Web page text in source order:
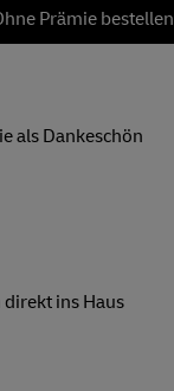
Prämie bestellen
als Dankeschön
ins Haus